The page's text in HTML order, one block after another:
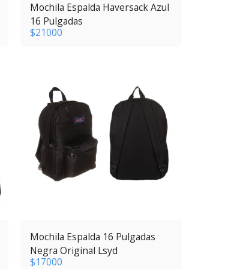
Mochila Espalda Haversack Azul
16 Pulgadas
$21000
Mochila Espalda 16 Pulgadas
Negra Original Lsyd
$17000